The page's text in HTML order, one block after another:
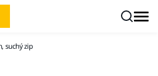
suchý zip